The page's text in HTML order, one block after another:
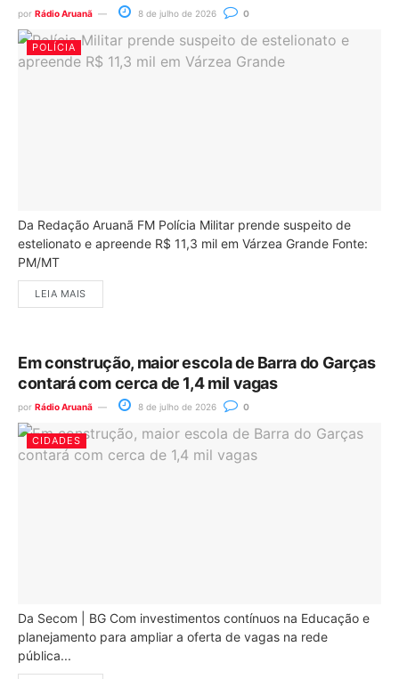
por Rádio Aruanã 8 de julho de 2026 0
POLÍCIA
Da Redação Aruanã FM Polícia Militar prende suspeito de
estelionato e apreende R$ 11,3 mil em Várzea Grande Fonte:
PM/MT
LEIA MAIS
Em construção, maior escola de Barra do Garças
contará com cerca de 1,4 mil vagas
por Rádio Aruanã 8 de julho de 2026 0
CIDADES
Da Secom | BG Com investimentos contínuos na Educação e
planejamento para ampliar a oferta de vagas na rede
pública...